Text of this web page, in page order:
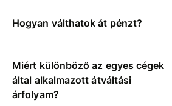
Hogyan válthatok át pénzt?
Miért különböző az egyes cégek
által alkalmazott átváltási
árfolyam?